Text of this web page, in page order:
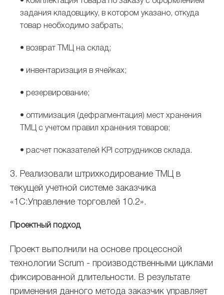
задания кладовщику, в котором указано, откуда
товар необходимо забрать;
• возврат ТМЦ на склад;
• инвентаризация в ячейках;
• резервирование;
• оптимизация (дефрагментация) мест хранения
ТМЦ с учетом правил хранения товаров;
• расчет показателей KPI сотрудников склада.
3. Реализовали штрихкодирование ТМЦ в
текущей учетной системе заказчика
«1С:Управление торговлей 10.2».
Проектный подход
Проект выполнили на основе процессной
технологии Scrum - производственными циклами
фиксированной длительности. В результате
применения данного метода заказчик управляет